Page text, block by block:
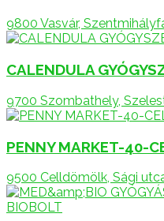
9800 Vasvár,
CALENDULA
9700 Szombathely,
PENNY MARKET-40-
9500 Celldömölk, Sági